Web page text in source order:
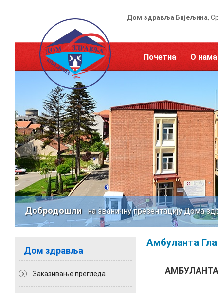
Дом здравља Бијељина,
Почетна О нама
Добродошлина званичну презентацију Дома
Дом здравља
Заказивање прегледа
Амбуланта